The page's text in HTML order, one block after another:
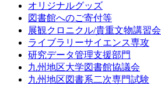
オリジナルグッズ
図書館へのご寄付等
展観クロニクル/貴重文物講習会
ライブラリーサイエンス専攻
研究データ管理支援部門
九州地区大学図書館協議会
九州地区図書系二次専門試験